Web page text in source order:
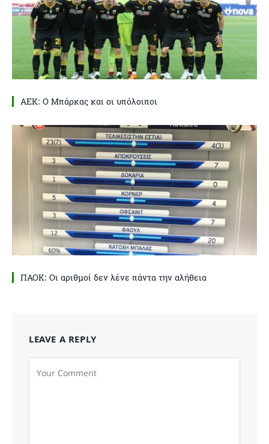
ΑΕΚ: Ο Μπάρκας και οι υπόλοιποι
ΠΑΟΚ: Οι αριθμοί δεν λένε πάντα την αλήθεια
LEAVE A REPLY